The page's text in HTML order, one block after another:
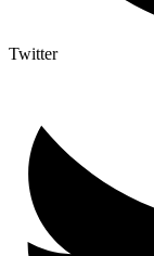
Twitter